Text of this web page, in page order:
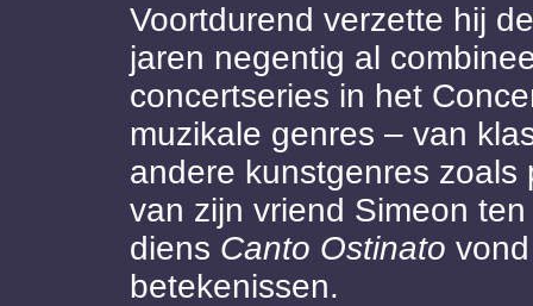
Voortdurend verzette hij
jaren negentig al
concertseries in het
muzikale genres – van
andere kunstgenres
van zijn vriend Simeon
diens Canto Ostinato
betekenissen.